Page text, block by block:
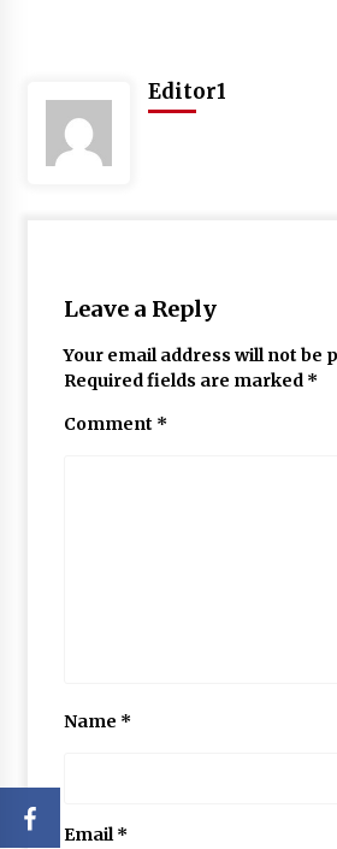
Thought Of The Day 9
Editor1
Leave a Reply
Your email address will not be
Required fields are marked *
Comment *
Name *
Email*